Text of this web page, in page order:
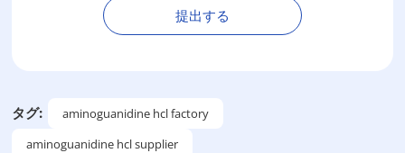
提出する
タグ:
aminoguanidine hcl factory
aminoguanidine hcl supplier